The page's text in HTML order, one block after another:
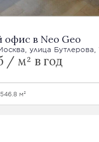
офис в Neo Geo
улица Бутлерова,
/ м² в год
м²